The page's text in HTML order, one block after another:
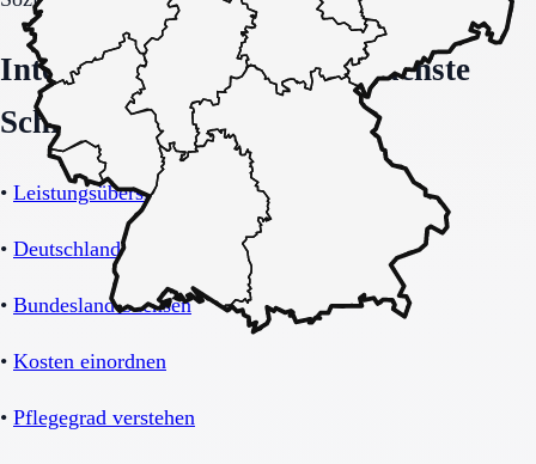
Interne Orientierung und nächste
Schritte
• Leistungsübersicht Betreutes Wohnen
• Deutschland-Übersicht
• Bundesland Sachsen
• Kosten einordnen
• Pflegegrad verstehen